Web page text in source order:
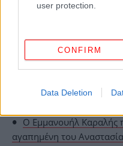
user protection.
CONFIRM
Data Deletion
εξήγησε.
Πηγή: ΑΠΕ-ΜΠΕ
ΟΛΕΣ ΟΙ ΕΙΔΗΣΕΙΣ
Πώς τραυματίστηκε ο
O Εμμανουήλ Καραλής
αγαπημένη του